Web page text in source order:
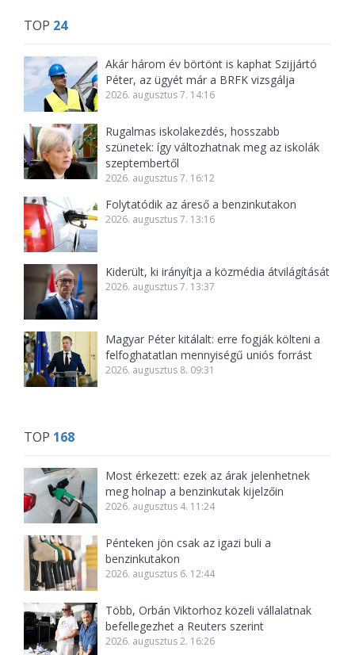
TOP 24
Akár három év börtönt is kaphat Szijjártó
Péter, az ügyét már a BRFK vizsgálja
2026. augusztus 7. 14:16
Rugalmas iskolakezdés, hosszabb
szünetek: így változhatnak meg az iskolák
szeptembertől
2026. augusztus 7. 16:12
Folytatódik az áreső a benzinkutakon
2026. augusztus 7. 13:16
Kiderült, ki irányítja a közmédia átvilágítását
2026. augusztus 7. 13:37
Magyar Péter kitálalt: erre fogják költeni a
felfoghatatlan mennyiségű uniós forrást
2026. augusztus 8. 09:31
TOP 168
Most érkezett: ezek az árak jelenhetnek
meg holnap a benzinkutak kijelzőin
2026. augusztus 4. 11:24
Pénteken jön csak az igazi buli a
benzinkutakon
2026. augusztus 6. 12:44
Több, Orbán Viktorhoz közeli vállalatnak
befellegezhet a Reuters szerint
2026. augusztus 2. 16:26